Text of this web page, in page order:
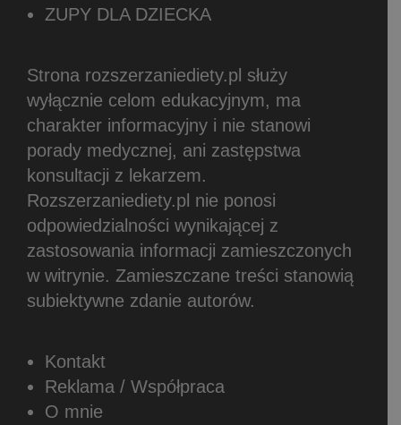
ZUPY DLA DZIECKA
Strona rozszerzaniediety.pl służy
wyłącznie celom edukacyjnym, ma
charakter informacyjny i nie stanowi
porady medycznej, ani zastępstwa
konsultacji z lekarzem.
Rozszerzaniediety.pl nie ponosi
odpowiedzialności wynikającej z
zastosowania informacji zamieszczonych
w witrynie. Zamieszczane treści stanowią
subiektywne zdanie autorów.
Kontakt
Reklama / Współpraca
O mnie